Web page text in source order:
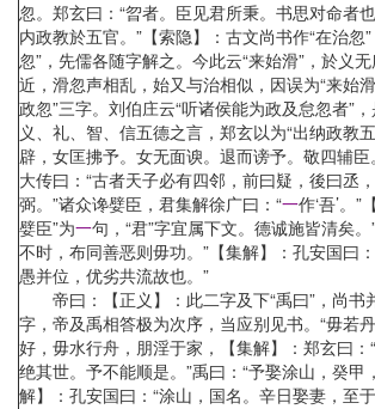
忽。郑玄曰：“曶者。臣见君所秉。书思对命者
内政教於五官。”【索隐】：古文尚书作“在治忽
忽”，先儒各随字解之。今此云“来始滑”，於义
近，滑忽声相乱，始又与治相似，因误为“来始
政忽”三字。刘伯庄云“听诸侯能为政及怠忽者”，
义、礼、智、信五德之言，郑玄以为“出纳政教
辟，女匡拂予。女无面谀。退而谤予。敬四辅
大传曰：“古者天子必有四邻，前曰疑，後曰丞
弼。”诸众谗嬖臣，君集解徐广曰：“一作‘吾’。
嬖臣”为一句，“君”字宜属下文。德诚施皆清矣
不时，布同善恶则毋功。”【集解】：孔安国曰
愚并位，优劣共流故也。”
帝曰：【正义】：此二字及下“禹曰”，尚书
字，帝及禹相答极为次序，当应别见书。“毋若
好，毋水行舟，朋淫于家，【集解】：郑玄曰：
绝其世。予不能顺是。”禹曰：“予娶涂山，癸甲
解】：孔安国曰：“涂山，国名。辛日娶妻，至